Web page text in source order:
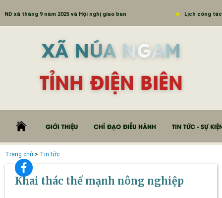
xã tháng 9 năm 2025 và Hội nghị giao ban Lịch công tác
XÃ NÚA NGAM
TỈNH ĐIỆN BIÊN
GIỚI THIỆU CHỈ ĐẠO ĐIỀU HÀNH TIN TỨC - SỰ
Trang chủ > Tin tức
Khai thác thế mạnh nông nghiệp